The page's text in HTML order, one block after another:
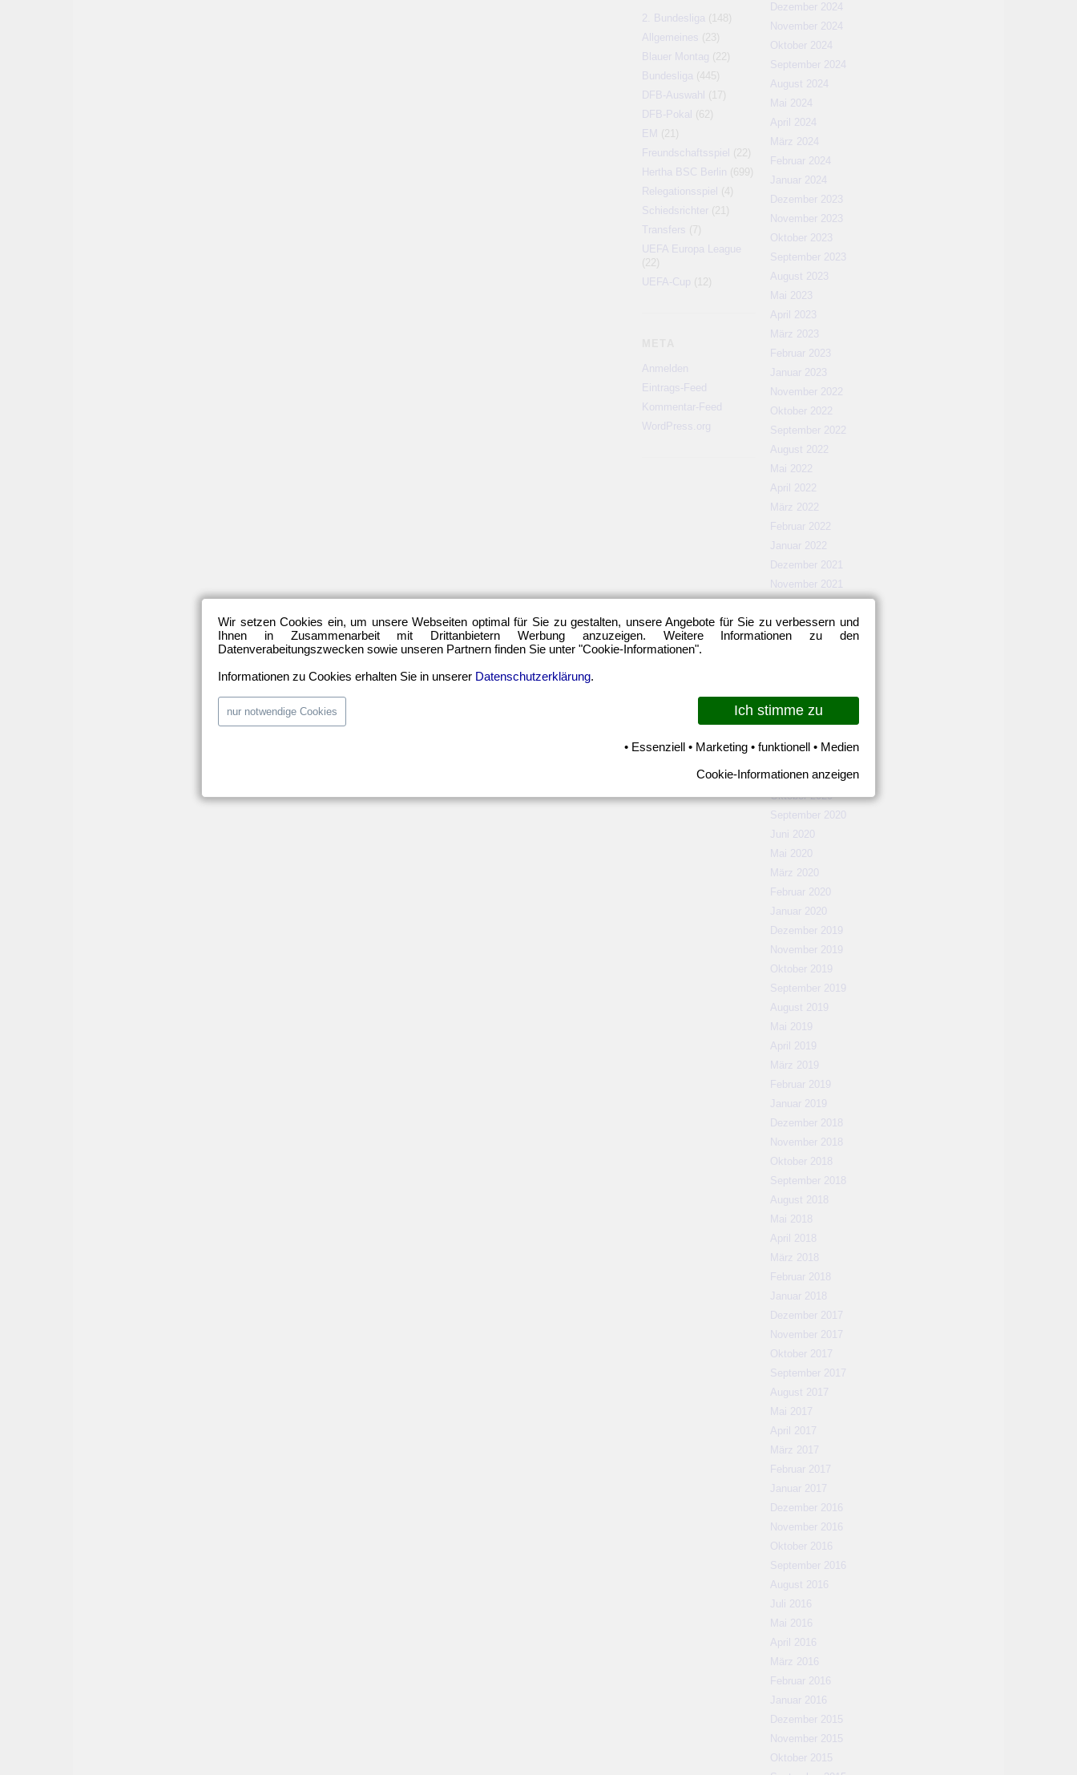
2. Bundesliga (148)
Allgemeines (23)
Blauer Montag (22)
Bundesliga (445)
DFB-Auswahl
(17)
DFB-Pokal (62)
EM
(21)
Freundschaftsspiel
(22)
Hertha BSC Berlin
(699)
Relegationsspiel
(4)
Schiedsrichter(21)
Transfers (7)
UEFA Europa League
(22)
UEFA-Cup
(12)
Anmelden
Eintrags-Feed
Kommentar-Feed
WordPress.org
Dezember 2024
November 2024
Oktober 2024
September 2024
August 2024
Mai 2024
April 2024
März 2024
Februar 2024
Januar 2024
Dezember 2023
November 2023
Oktober 2023
September 2023
August 2023
Mai 2023
April 2023
März 2023
Februar 2023
Januar 2023
November 2022
Oktober 2022
September 2022
August 2022
Mai 2022
April 2022
März 2022
Februar 2022
Januar 2022
Dezember 2021
November 2021
September 2021
August 2021
März 2021
Februar 2021
November 2020
Oktober 2020
September 2020
Juni 2020
Mai 2020
März 2020
Februar 2020
Januar 2020
Dezember 2019
November 2019
Oktober 2019
September 2019
August 2019
Mai 2019
April 2019
März 2019
Februar 2019
Januar 2019
Dezember 2018
November 2018
Oktober 2018
September 2018
August 2018
Mai 2018
April 2018
März 2018
Februar 2018
Januar 2018
Dezember 2017
November 2017
Oktober 2017
September 2017
August 2017
Mai 2017
April 2017
März 2017
Februar 2017
Januar 2017
Dezember 2016
November 2016
Oktober 2016
September 2016
August 2016
Juli 2016
Mai 2016
April 2016
März 2016
Februar 2016
Januar 2016
Dezember 2015
November 2015
Oktober 2015
Wir setzen Cookies ein, um unsere Webseiten optimal für Sie zu gestalten, unsere Angebote für Sie zu verbessern und
Ihnen in Zusammenarbeit mit Drittanbietern Werbung anzuzeigen. Weitere Informationen zu den
Datenverabeitungszwecken sowie unseren Partnern finden Sie unter "Cookie-Informationen".
Informationen zu Cookies erhalten Sie in unserer Datenschutzerklärung.
nur notwendige Cookies Ich stimme zu
• Essenziell • Marketing • funktionell • Medien
Cookie-Informationen anzeigen